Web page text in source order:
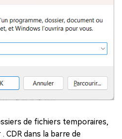
de fichiers temporaires,
CDR dans la barre de